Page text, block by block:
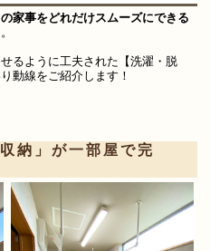
家事をどれだけスムーズにできる
るように工夫された【洗濯・脱
動線をご紹介します！
納」が一部屋で完